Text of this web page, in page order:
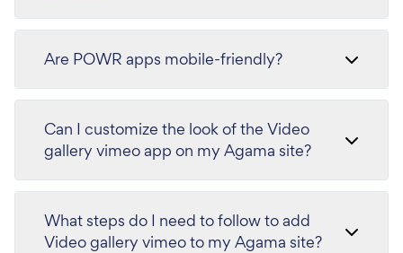
Are POWR apps mobile-friendly?
Can I customize the look of the Video
gallery vimeo app on my Agama site?
What steps do I need to follow to add
Video gallery vimeo to my Agama site?